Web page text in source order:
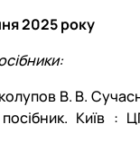
2025 року
В. В.
посібник. Київ :